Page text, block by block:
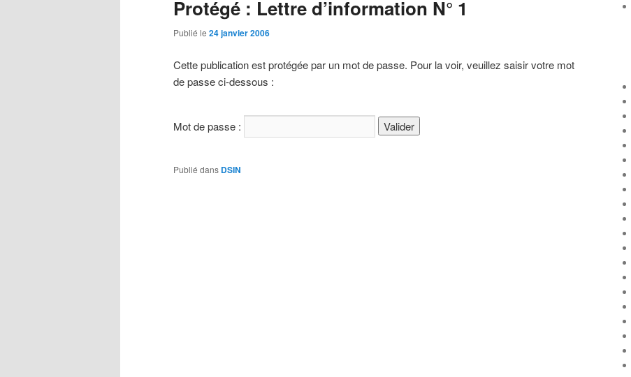
Protégé : Lettre d’information N° 1
Publié le 24 janvier 2006
Cette publication est protégée par un mot de passe. Pour la voir, veuillez saisir votre mot
de passe ci-dessous :
Mot de passe :
Publié dans DSIN